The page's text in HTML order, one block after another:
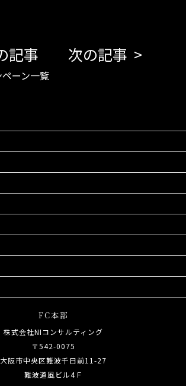
記事 次の記事
ーン一覧
FC本部
株式会社NIコンサルティング
〒542-0075
大阪市中央区難波千日前11-27
難波道風ビル4Ｆ